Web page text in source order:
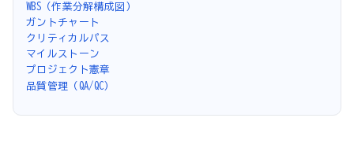
WBS（作業分解構成図）
ガントチャート
クリティカルパス
マイルストーン
プロジェクト憲章
品質管理（QA/QC）